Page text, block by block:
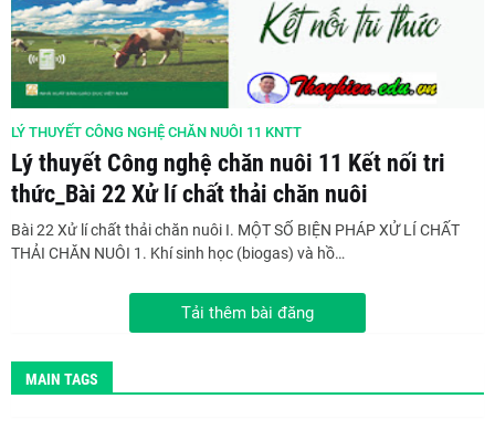
LÝ THUYẾT CÔNG NGHỆ CHĂN NUÔI 11 KNTT
Lý thuyết Công nghệ chăn nuôi 11 Kết nối tri
thức_Bài 22 Xử lí chất thải chăn nuôi
Bài 22 Xử lí chất thải chăn nuôi I. MỘT SỐ BIỆN PHÁP XỬ LÍ CHẤT
THẢI CHĂN NUÔI 1. Khí sinh học (biogas) và hồ…
Tải thêm bài đăng
MAIN TAGS